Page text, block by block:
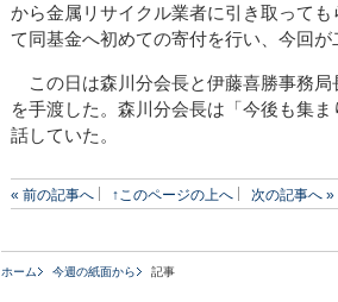
から金属リサイクル業者に引き取って
て同基金へ初めての寄付を行い、今回が
この日は森川分会長と伊藤喜勝事務局
を手渡した。森川分会長は「今後も集
話していた。
« 前の記事へ ↑このページの上へ 次の記事へ »
ホーム 今週の紙面から 記事